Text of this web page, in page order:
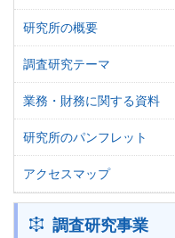
研究所の概要
調査研究テーマ
業務・財務に関する資料
研究所のパンフレット
アクセスマップ
調査研究事業